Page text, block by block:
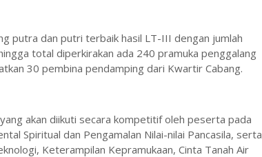
putra dan putri terbaik hasil LT-III dengan jumlah
total diperkirakan ada 240 pramuka penggalang
30 pembina pendamping dari Kwartir Cabang.
akan diikuti secara kompetitif oleh peserta pada
Spiritual dan Pengamalan Nilai-nilai Pancasila, serta
Keterampilan Kepramukaan, Cinta Tanah Air